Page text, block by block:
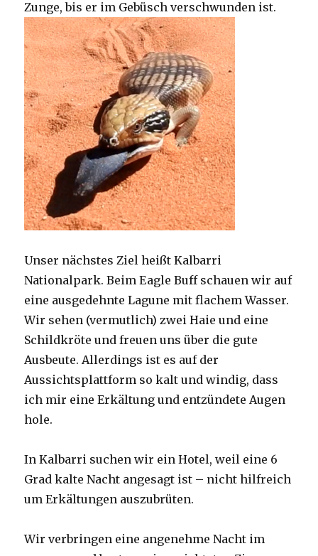
Zunge, bis er im Gebüsch verschwunden ist.
Unser nächstes Ziel heißt Kalbarri
Nationalpark. Beim Eagle Buff schauen wir auf
eine ausgedehnte Lagune mit flachem Wasser.
Wir sehen (vermutlich) zwei Haie und eine
Schildkröte und freuen uns über die gute
Ausbeute. Allerdings ist es auf der
Aussichtsplattform so kalt und windig, dass
ich mir eine Erkältung und entzündete Augen
hole.
In Kalbarri suchen wir ein Hotel, weil eine 6
Grad kalte Nacht angesagt ist – nicht hilfreich
um Erkältungen auszubrüten.
Wir verbringen eine angenehme Nacht im